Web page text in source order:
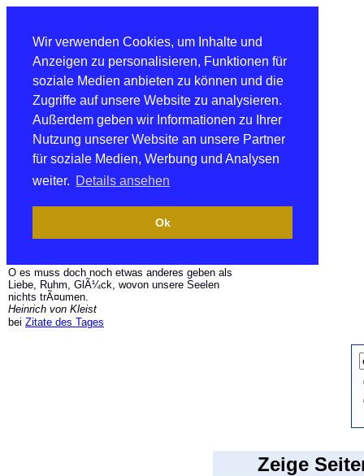
Wir verwenden Cookies, um Inhalte und
Anzeigen zu personalisieren, Funktionen für
soziale Medien anbieten zu können und die
Zugriffe auf unsere Website zu analysieren.
Außerdem geben wir Informationen zu Ihrer
Nutzung unserer Website an unsere Partner
für soziale Medien, Werbung und Analysen
weiter. Details ansehen
Ok
O es muss doch noch etwas anderes geben als
Liebe, Ruhm, GlÃ¼ck, wovon unsere Seelen
nichts trÃ¤umen.
Heinrich von Kleist
bei Zitate des Tages
Zeige